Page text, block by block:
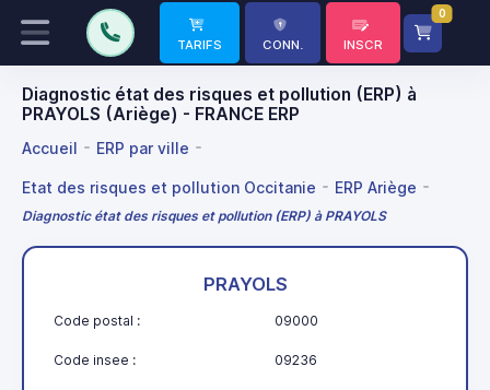
TARIFS CONN. INSCR
0
Diagnostic état des risques et pollution (ERP) à
PRAYOLS (Ariège) - FRANCE ERP
Accueil ERP par ville
Etat des risques et pollution Occitanie ERP Ariège
Diagnostic état des risques et pollution (ERP) à PRAYOLS
PRAYOLS
Code postal : 09000
Code insee : 09236